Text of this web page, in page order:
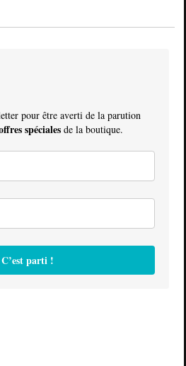
pour être averti de la parution
spéciales de la boutique.
C’est parti !